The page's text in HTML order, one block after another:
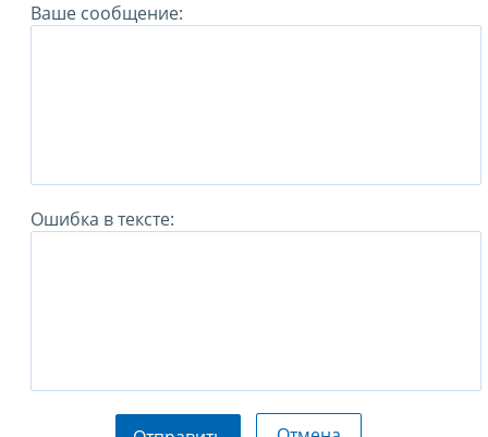
Ваше сообщение:
Ошибка в тексте: